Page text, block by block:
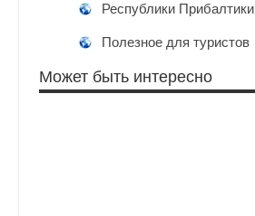
Республики Прибалтики
Полезное для туристов
Может быть интересно